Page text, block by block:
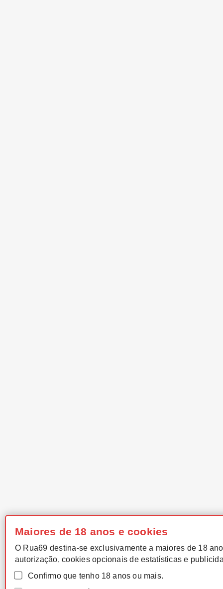
Maiores de 18 anos e cookies
O Rua69 destina-se exclusivamente a maiores de 18
autorização, cookies opcionais de estatísticas e
Confirmo que tenho 18 anos ou mais.